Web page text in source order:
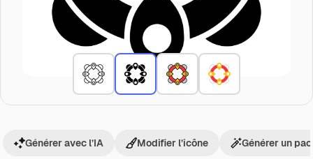
Générer avec l’IA Modifier l’icône Générer un